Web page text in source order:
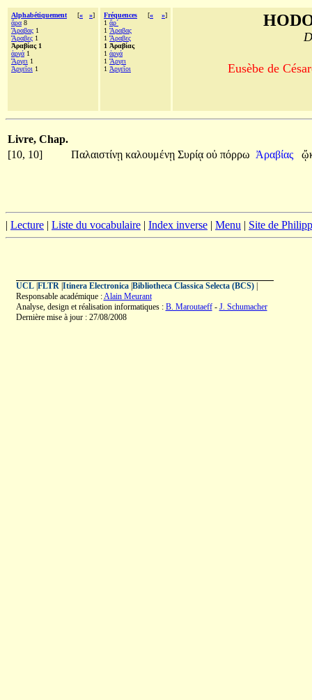
Alphabétiquement [« »]
ἄρα 8
Ἄραβας 1
Ἄραβες 1
Ἀραβίας 1
ἀργά 1
Ἄργει 1
Ἀργεῖοι 1
Fréquences [« »]
1 ἄρ´
1 Ἄραβας
1 Ἄραβες
1 Ἀραβίας
1 ἀργά
1 Ἄργει
1 Ἀργεῖοι Eusèbe de
Livre, Chap.
[10, 10]
Παλαιστίνῃ καλουμένῃ Συρίᾳ οὐ πόρρω Ἀραβίας
| Lecture | Liste du vocabulaire | Index inverse | Menu | Site de
UCL| FLTR| Itinera Electronica| Bibliotheca Classica Selecta (BCS)|
Responsable académique :Alain Meurant
Analyse, design et réalisation informatiques : B. Maroutaeff- J. Schumacher
Dernière mise à jour : 27/08/2008